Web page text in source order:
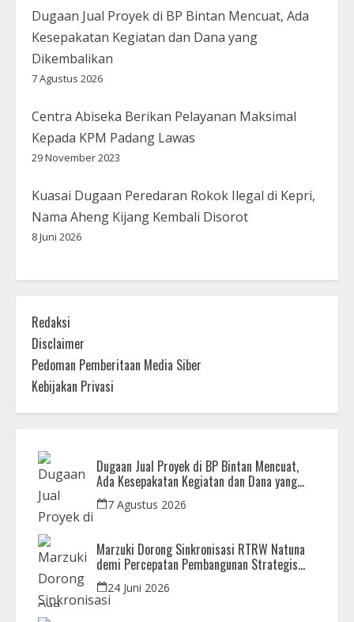
Dugaan Jual Proyek di BP Bintan Mencuat, Ada
Kesepakatan Kegiatan dan Dana yang
Dikembalikan
7 Agustus 2026
Centra Abiseka Berikan Pelayanan Maksimal
Kepada KPM Padang Lawas
29 November 2023
Kuasai Dugaan Peredaran Rokok Ilegal di Kepri,
Nama Aheng Kijang Kembali Disorot
8 Juni 2026
Redaksi
Disclaimer
Pedoman Pemberitaan Media Siber
Kebijakan Privasi
Dugaan Jual Proyek di BP Bintan Mencuat,
Ada Kesepakatan Kegiatan dan Dana yang
Dikembalikan
7 Agustus 2026
Marzuki Dorong Sinkronisasi RTRW Natuna
demi Percepatan Pembangunan Strategis
Daerah
24 Juni 2026